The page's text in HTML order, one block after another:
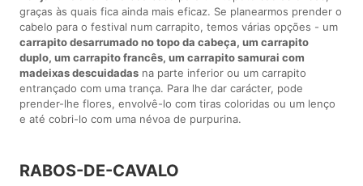
graças às quais fica ainda mais eficaz. Se planearmos prender o
cabelo para o festival num carrapito, temos várias opções - um
carrapito desarrumado no topo da cabeça, um carrapito
duplo, um carrapito francês, um carrapito samurai com
madeixas descuidadas na parte inferior ou um carrapito
entrançado com uma trança. Para lhe dar carácter, pode
prender-lhe flores, envolvê-lo com tiras coloridas ou um lenço
e até cobri-lo com uma névoa de purpurina.
RABOS-DE-CAVALO